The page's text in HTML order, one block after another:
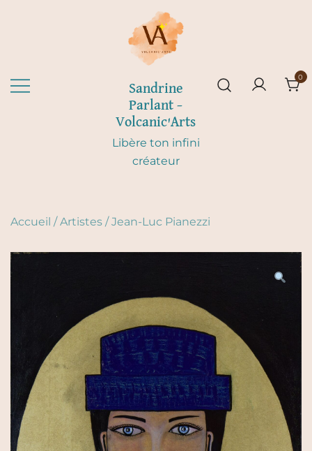
Sandrine
Parlant –
Volcanic'Arts
Libère ton infini
créateur
0
Accueil /Artistes /Jean-Luc Pianezzi